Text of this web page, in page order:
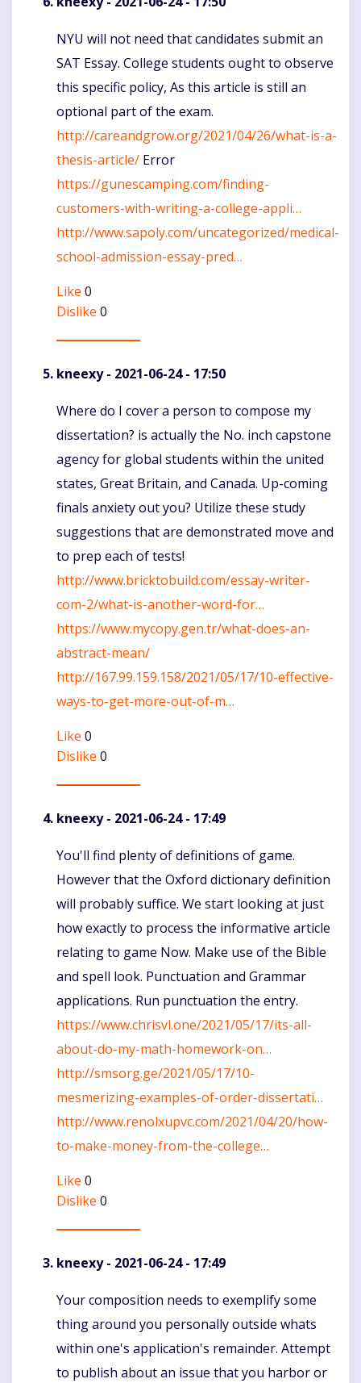
Komentaras
NYU will not need that candidates submit an
SAT Essay. College students ought to observe
this specific policy, As this article is still an
optional part of the exam.
http://careandgrow.org/2021/04/26/what-is-a-
thesis-article/ Error
https://gunescamping.com/finding-
customers-with-writing-a-college-appli…
http://www.sapoly.com/uncategorized/medical-
school-admission-essay-pred…
Like 0
Dislike 0
kneexy- 2021-06-24 - 17:50
Komentaras
Where do I cover a person to compose my
dissertation? is actually the No. inch capstone
agency for global students within the united
states, Great Britain, and Canada. Up-coming
finals anxiety out you? Utilize these study
suggestions that are demonstrated move and
to prep each of tests!
http://www.bricktobuild.com/essay-writer-
com-2/what-is-another-word-for…
https://www.mycopy.gen.tr/what-does-an-
abstract-mean/
http://167.99.159.158/2021/05/17/10-effective-
ways-to-get-more-out-of-m…
Like 0
Dislike 0
kneexy- 2021-06-24 - 17:49
Komentaras
You'll find plenty of definitions of game.
However that the Oxford dictionary definition
will probably suffice. We start looking at just
how exactly to process the informative article
relating to game Now. Make use of the Bible
and spell look. Punctuation and Grammar
applications. Run punctuation the entry.
https://www.chrisvl.one/2021/05/17/its-all-
about-do-my-math-homework-on…
http://smsorg.ge/2021/05/17/10-
mesmerizing-examples-of-order-dissertati…
http://www.renolxupvc.com/2021/04/20/how-
to-make-money-from-the-college…
Like 0
Dislike 0
kneexy- 2021-06-24 - 17:49
Komentaras
Your composition needs to exemplify some
thing around you personally outside whats
within one's application's remainder. Attempt
to publish about an issue that you harbor or